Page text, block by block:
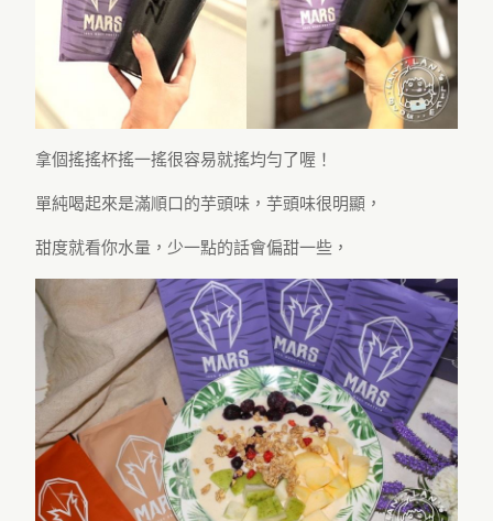
拿個搖搖杯搖一搖很容易就搖均勻了喔！
單純喝起來是滿順口的芋頭味，芋頭味很明顯，
甜度就看你水量，少一點的話會偏甜一些，